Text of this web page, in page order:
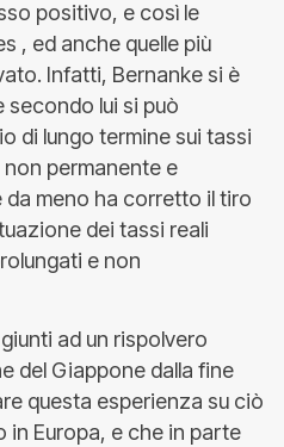
positivo, e così le
, ed anche quelle più
Infatti, Bernanke si è
lui si può
di lungo termine sui tassi
non permanente e
da meno ha corretto il tiro
dei tassi reali
e non
ad un rispolvero
del Giappone dalla fine
questa esperienza su ciò
in Europa, e che in parte